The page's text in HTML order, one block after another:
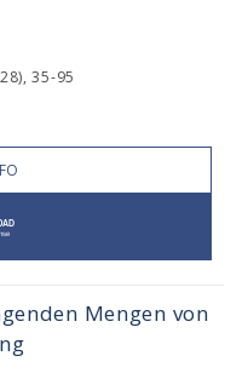
35-95
Mengen von